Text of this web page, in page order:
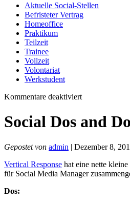
Aktuelle Social-Stellen
Befristeter Vertrag
Homeoffice
Praktikum
Teilzeit
Trainee
Vollzeit
Volontariat
Werkstudent
Kommentare deaktiviertfür
and
Social Dos and
Gepostet von admin | Dezember 8,
Vertical Response hat eine nette
für Social Media Manager
Dos: